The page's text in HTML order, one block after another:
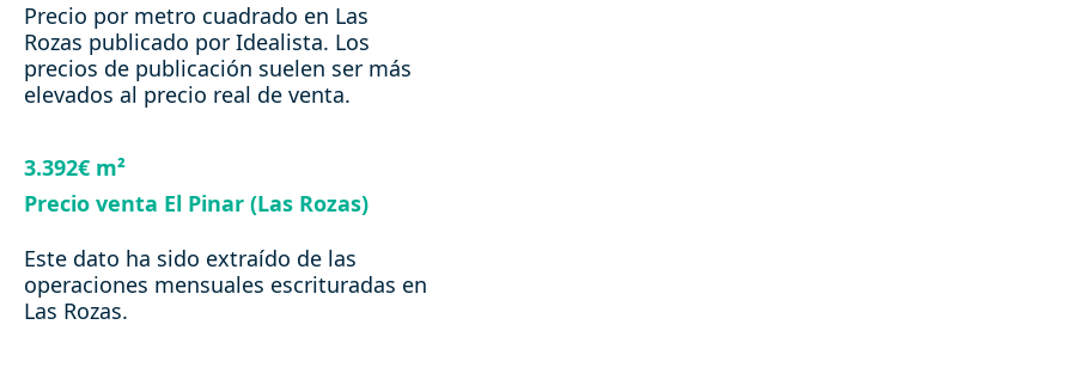
Precio por metro cuadrado en Las
Rozas publicado por Idealista. Los
precios de publicación suelen ser más
elevados al precio real de venta.
3.392€ m²
Precio venta El Pinar (Las Rozas)
Este dato ha sido extraído de las
operaciones mensuales escrituradas en
Las Rozas.